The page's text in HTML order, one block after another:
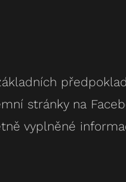
stránky na
vyplněné